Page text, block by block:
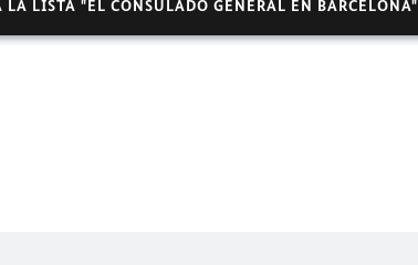
LA LISTA "EL CONSULADO GENERAL EN BARCELONA"